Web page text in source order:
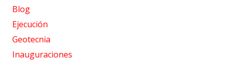
Blog
Ejecución
Geotecnia
Inauguraciones